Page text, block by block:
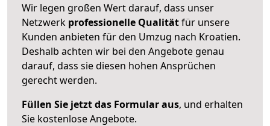
Wir legen großen Wert darauf, dass unser
Netzwerk professionelle Qualitätfür unsere
Kunden anbieten für den Umzug nach Kroatien.
Deshalb achten wir bei den Angebote genau
darauf, dass sie diesen hohen Ansprüchen
gerecht werden.
Füllen Sie jetzt das Formular aus, und erhalten
Sie kostenlose Angebote.